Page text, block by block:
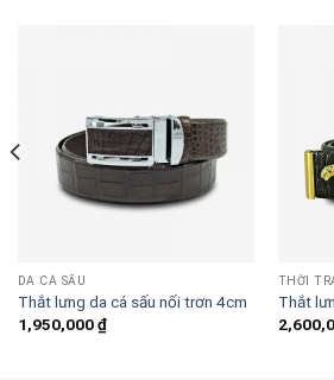
DA CÁ SẤU
Thắt lưng da cá sấu nối trơn 4cm
1,950,000₫
THỜI
Thắt